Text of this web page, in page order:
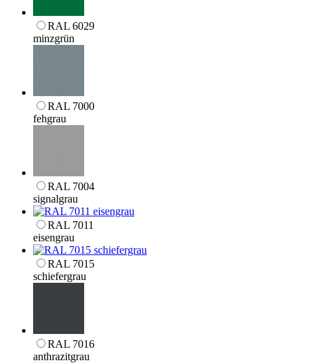
RAL 6029
minzgrün
RAL 7000
fehgrau
RAL 7004
signalgrau
RAL 7011
eisengrau
RAL 7015
schiefergrau
RAL 7016
anthrazitgrau